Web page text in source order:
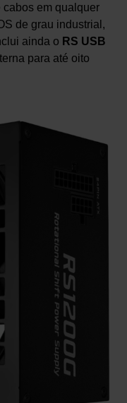
em qualquer
de grau industrial,
ainda o RS USB
para até oito